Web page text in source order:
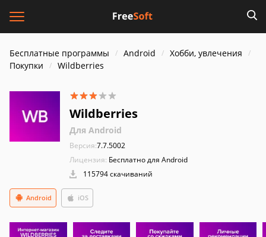
Бесплатные программы Android
Хобби, увлечения
Покупки
Wildberries
Wildberries
Для Android
Версия:7.7.5002
Лицензия: Бесплатно для Android
115794 скачиваний
Android iOS